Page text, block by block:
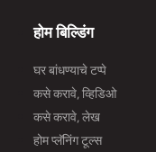
होम बिल्डिंग
घर बांधण्याचे टप्पे
कसे करावे, व्हिडिओ
कसे करावे, लेख
होम प्लॅनिंग टूल्स